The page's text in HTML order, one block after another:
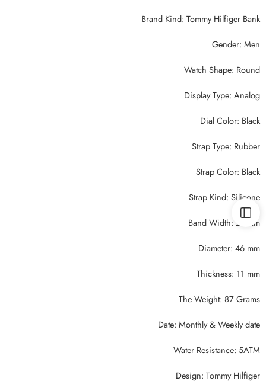
Brand Kind: Tommy Hilfiger Bank
Gender: Men
Watch Shape: Round
Display Type: Analog
Dial Color: Black
Strap Type: Rubber
Strap Color: Black
Strap Kind: Silicone
Band Width: 21 mm
Diameter: 46 mm
Thickness: 11 mm
The Weight: 87 Grams
Date: Monthly & Weekly date
Water Resistance: 5ATM
Design: Tommy Hilfiger